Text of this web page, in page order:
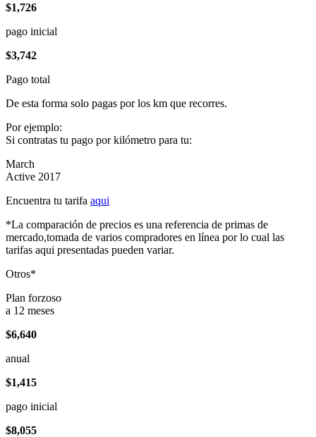
$1,726
pago inicial
$3,742
Pago total
De esta forma solo pagas por los km que recorres.
Por ejemplo:
Si contratas tu pago por kilómetro para tu:
March
Active 2017
Encuentra tu tarifa aqui
*La comparación de precios es una referencia de primas de
mercado,tomada de varios compradores en línea por lo cual las
tarifas aqui presentadas pueden variar.
Otros*
Plan forzoso
a 12 meses
$6,640
anual
$1,415
pago inicial
$8,055